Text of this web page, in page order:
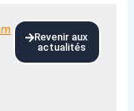
Revenir aux
actualités